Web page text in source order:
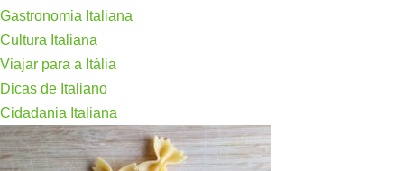
Gastronomia Italiana
Cultura Italiana
Viajar para a Itália
Dicas de Italiano
Cidadania Italiana